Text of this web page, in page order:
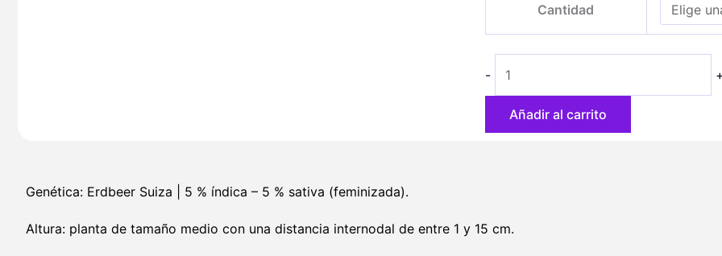
desde
Cantidad
-
Strawberry
Skunk
cantidad
+
Añadir al carrito
Genética: Erdbeer Suiza | 5 % índica – 5 % sativa (feminizada).
Altura: planta de tamaño medio con una distancia internodal de entre 1 y 15 cm.